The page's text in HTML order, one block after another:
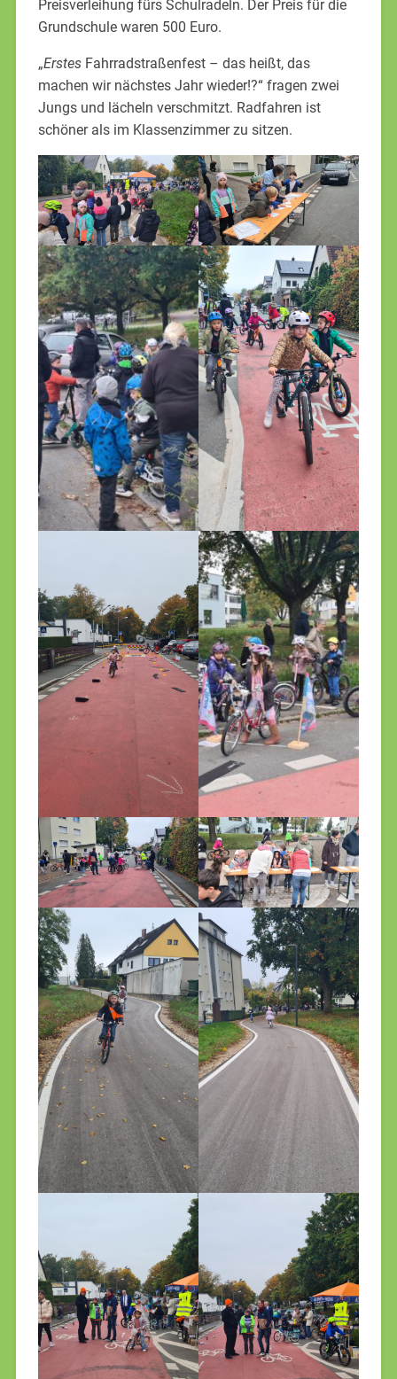
Preisverleihung fürs Schulradeln. Der Preis für die
Grundschule waren 500 Euro.
„ErstesFahrradstraßenfest – das heißt, das
machen wir nächstes Jahr wieder!?“ fragen zwei
Jungs und lächeln verschmitzt. Radfahren ist
schöner als im Klassenzimmer zu sitzen.